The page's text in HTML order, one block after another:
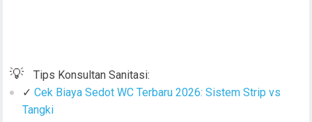
💡
Tips Konsultan Sanitasi:
✓ Cek Biaya Sedot WC Terbaru 2026: Sistem Strip vs
Tangki